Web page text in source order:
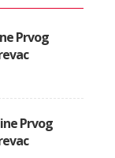
Prvog
Prvog